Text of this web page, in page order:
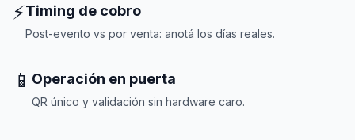
⚡Timing de cobro
Post-evento vs por venta: anotá los días reales.
📱 Operación en puerta
QR único y validación sin hardware caro.